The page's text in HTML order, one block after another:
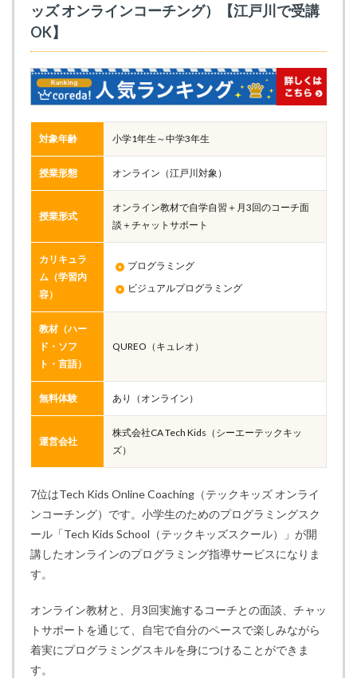
ッズ オンラインコーチング）【江戸川で受講
OK】
対象年齢 小学1年生～中学3年生
授業形態 オンライン（江戸川対象）
授業形式
オンライン教材で自学自習＋月3回のコーチ面
談＋チャットサポート
カリキュラ
ム（学習内
容）
プログラミング
ビジュアルプログラミング
教材（ハー
ド・ソフ
ト・言語）
QUREO（キュレオ）
無料体験 あり（オンライン）
運営会社
株式会社CA Tech Kids（シーエーテックキッ
ズ）
7位はTech Kids Online Coaching（テックキッズ オンライ
ンコーチング）です。小学生のためのプログラミングスク
ール「Tech Kids School（テックキッズスクール）」が開
講したオンラインのプログラミング指導サービスになりま
す。
オンライン教材と、月3回実施するコーチとの面談、チャッ
トサポートを通じて、自宅で自分のペースで楽しみながら
着実にプログラミングスキルを身につけることができま
す。